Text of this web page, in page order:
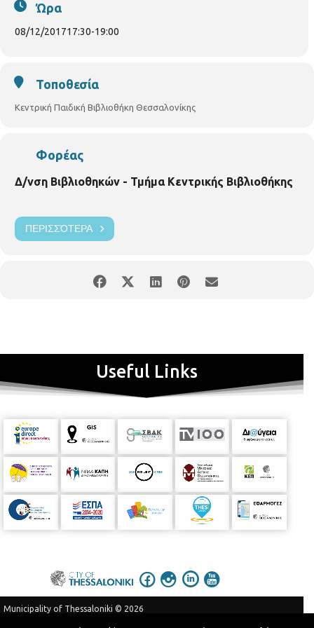
Ώρα
08/12/201717:30-19:00
Τοποθεσία
Κεντρική Παιδική Βιβλιοθήκη Θεσσαλονίκης
Φορέας
Δ/νση Βιβλιοθηκών - Τμήμα Κεντρικής Βιβλιοθήκης
ΠΕΡΙΣΣΌΤΕΡΑ
Useful Links
Municipality of Thessaloniki © 2026